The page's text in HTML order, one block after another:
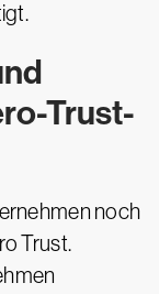
Trust-
noch
Trust.